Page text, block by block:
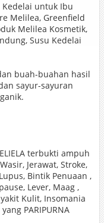
Kedelai untuk Ibu
Melilea, Greenfield
Melilea Kosmetik,
Susu Kedelai
buah-buahan hasil
sayur-sayuran
terbukti ampuh
Jerawat, Stroke,
Bintik Penuaan ,
Lever, Maag ,
Kulit, Insomania
PARIPURNA